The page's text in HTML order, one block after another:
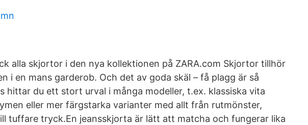
alla skjortor i den nya kollektionen på ZARA.com Skjortor tillhör
i en mans garderob. Och det av goda skäl – få plagg är så
hittar du ett stort urval i många modeller, t.ex. klassiska vita
eller mer färgstarka varianter med allt från rutmönster,
tuffare tryck.En jeansskjorta är lätt att matcha och fungerar lika